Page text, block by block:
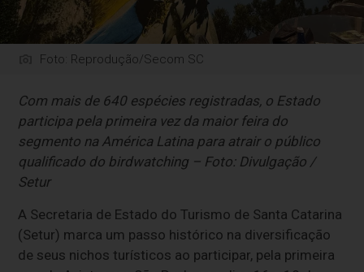
Foto: Reprodução/Secom SC
Com mais de 640 espécies registradas, o Estado
participa pela primeira vez da maior feira do
segmento na América Latina para atrair o público
qualificado do birdwatching – Foto: Divulgação /
Setur
A Secretaria de Estado do Turismo de Santa Catarina
(Setur) marca um passo histórico na diversificação
de seus nichos turísticos ao participar, pela primeira